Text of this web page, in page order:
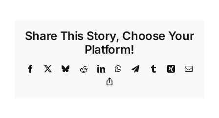
Share This Story, Choose Your
Platform!
Facebook BlueskyRedditLinkedInWhatsApp
TelegramTumblrXing Email